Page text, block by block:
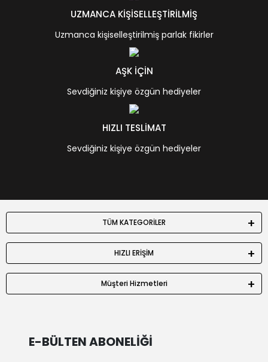
UZMANCA KİŞİSELLEŞTİRİLMİŞ
Uzmanca kişiselleştirilmiş parlak fikirler
AŞK İÇİN
Sevdiğiniz kişiye özgün hediyeler
HIZLI TESLİMAT
Sevdiğiniz kişiye özgün hediyeler
TÜM KATEGORİLER
HIZLI ERİŞİM
Müşteri Hizmetleri
E-BÜLTEN ABONELİĞİ